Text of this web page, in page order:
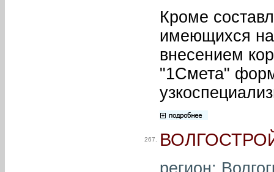
Кроме
имеющихся
внесением
"1Смета"
267.
регион: